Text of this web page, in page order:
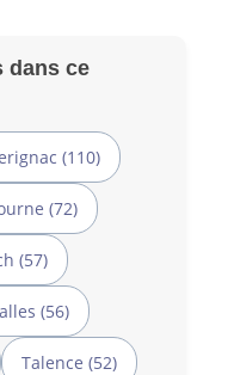
dans ce
(110)
(72)
(57)
(56)
Talence (52)